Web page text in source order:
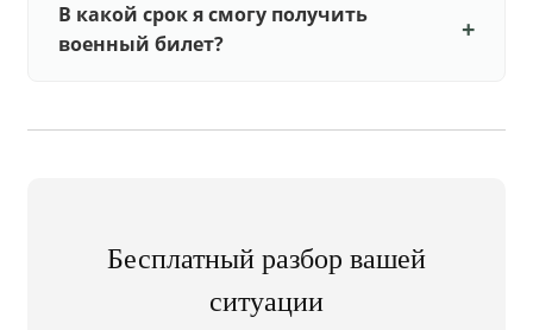
В какой срок я смогу получить
военный билет?
Бесплатный разбор вашей
ситуации